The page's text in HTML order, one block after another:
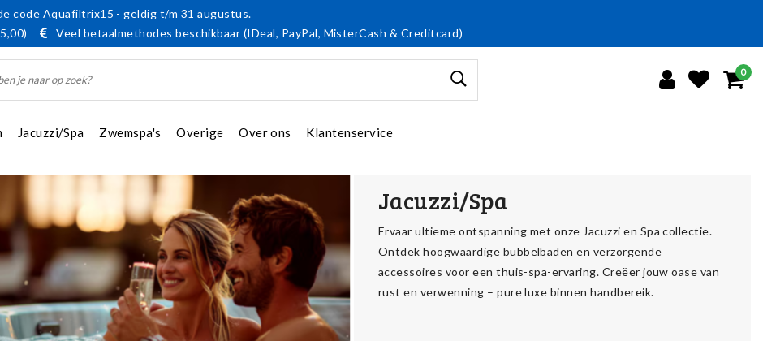
code Aquafiltrix15 - geldig t/m 31 augustus.
Veel betaalmethodes beschikbaar (IDeal, PayPal, MisterCash & Creditcard)
0
Jacuzzi/Spa Zwemspa's Overige Over ons Klantenservice
Jacuzzi/Spa
Ervaar ultieme ontspanning met onze Jacuzzi en Spa collectie.
Ontdek hoogwaardige bubbelbaden en verzorgende
accessoires voor een thuis-spa-ervaring. Creëer jouw oase van
rust en verwenning – pure luxe binnen handbereik.